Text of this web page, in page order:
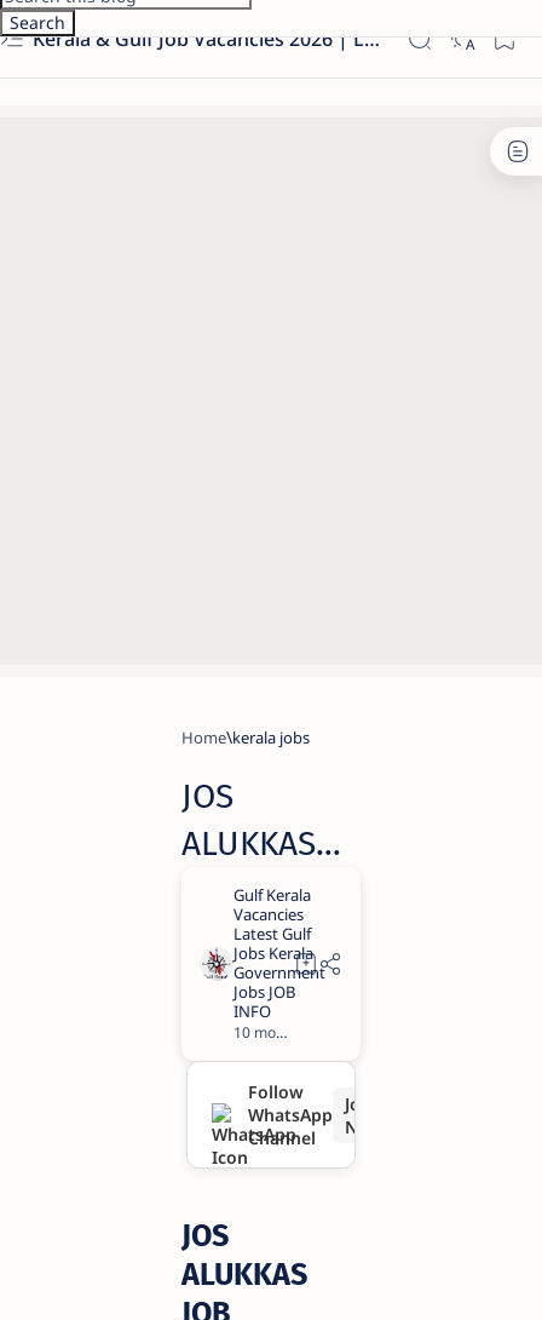
Kerala & Gulf Job Vacancies 2026 | Latest Govt & Private Jobs
Home kerala jobs
JOS
ALUKKAS
JOB
VACANCIES|
ജോസ്
ആലുക്കാ
സിൽ
ഇന്റർവ്യൂ
വഴി ജോലി
നേടിയലോ
10 months ago
Follow
WhatsApp
Channel
Join
Now
JOS
ALUKKAS